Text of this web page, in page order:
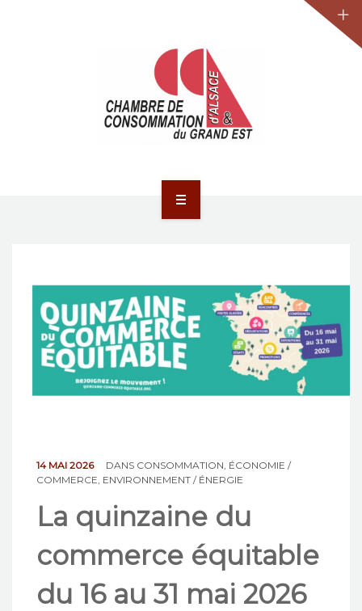
LA CCA-GE
NOS ACTIONS
14 MAI 2026 DANS CONSOMMATION ÉCONOMIE /
COMMERCE ENVIRONNEMENT / ÉNERGIE
La quinzaine du
commerce équitable
du 16 au 31 mai 2026